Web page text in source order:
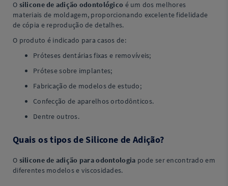
O silicone de adição odontológico é um dos melhores
materiais de moldagem, proporcionando excelente fidelidade
de cópia e reprodução de detalhes.
O produto é indicado para casos de:
Próteses dentárias fixas e removíveis;
Prótese sobre implantes;
Fabricação de modelos de estudo;
Confecção de aparelhos ortodônticos.
Dentre outros.
Quais os tipos de Silicone de Adição?
O silicone de adição para odontologia pode ser encontrado em
diferentes modelos e viscosidades.